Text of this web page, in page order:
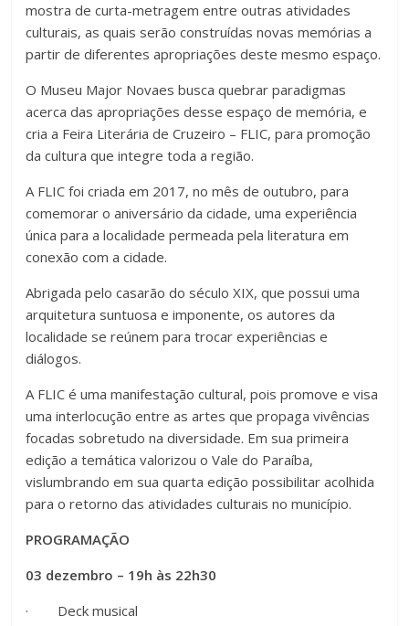
mostra de curta-metragem entre outras atividades
culturais, as quais serão construídas novas memórias a
partir de diferentes apropriações deste mesmo espaço.
O Museu Major Novaes busca quebrar paradigmas
acerca das apropriações desse espaço de memória, e
cria a Feira Literária de Cruzeiro – FLIC, para promoção
da cultura que integre toda a região.
A FLIC foi criada em 2017, no mês de outubro, para
comemorar o aniversário da cidade, uma experiência
única para a localidade permeada pela literatura em
conexão com a cidade.
Abrigada pelo casarão do século XIX, que possui uma
arquitetura suntuosa e imponente, os autores da
localidade se reúnem para trocar experiências e
diálogos.
A FLIC é uma manifestação cultural, pois promove e visa
uma interlocução entre as artes que propaga vivências
focadas sobretudo na diversidade. Em sua primeira
edição a temática valorizou o Vale do Paraíba,
vislumbrando em sua quarta edição possibilitar acolhida
para o retorno das atividades culturais no município.
PROGRAMAÇÃO
03 dezembro – 19h às 22h30
· Deck musical